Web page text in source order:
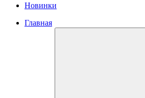
Новинки
Главная